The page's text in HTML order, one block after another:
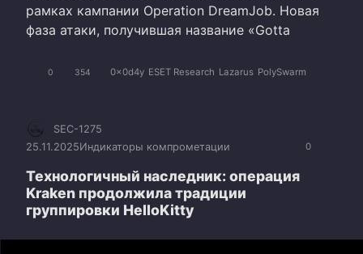
рамках кампании Operation DreamJob. Новая
фаза атаки, получившая название «Gotta
0 354 0x0d4y ESET Research Lazarus PolySwarm
0
SEC-1275
25.11.2025Индикаторы компрометации
Технологичный наследник: операция
Kraken продолжила традиции
группировки HelloKitty